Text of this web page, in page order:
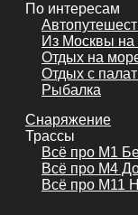
По интересам
Из Москвы
Отдых на
Отдых с
Рыбалка
Снаряжение
Трассы
Всё про М1
Всё про М4
Всё про М11